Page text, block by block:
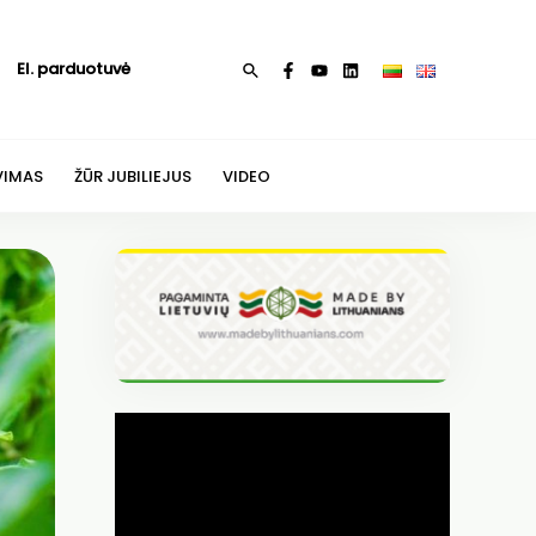
El. parduotuvė Paieška
ŽŪR JUBILIEJUS VIDEO